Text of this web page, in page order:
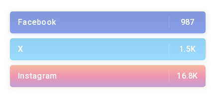
Facebook 987
X 1.5K
Instagram 16.8K